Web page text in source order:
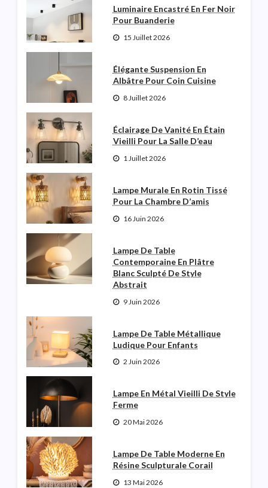
Luminaire Encastré En Fer Noir
Pour Buanderie
15 Juillet 2026
Élégante Suspension En
Albâtre Pour Coin Cuisine
8 Juillet 2026
Éclairage De Vanité En Étain
Vieilli Pour La Salle D’eau
1 Juillet 2026
Lampe Murale En Rotin Tissé
Pour La Chambre D’amis
16 Juin 2026
Lampe De Table
Contemporaine En Plâtre
Blanc Sculpté De Style
Abstrait
9 Juin 2026
Lampe De Table Métallique
Ludique Pour Enfants
2 Juin 2026
Lampe En Métal Vieilli De Style
Ferme
20 Mai 2026
Lampe De Table Moderne En
Résine Sculpturale Corail
13 Mai 2026